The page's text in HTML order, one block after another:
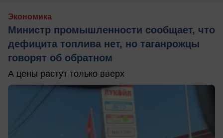
Экономика
Министр промышленности сообщает, что
дефицита топлива нет, но таганрожцы
говорят об обратном
А цены растут только вверх